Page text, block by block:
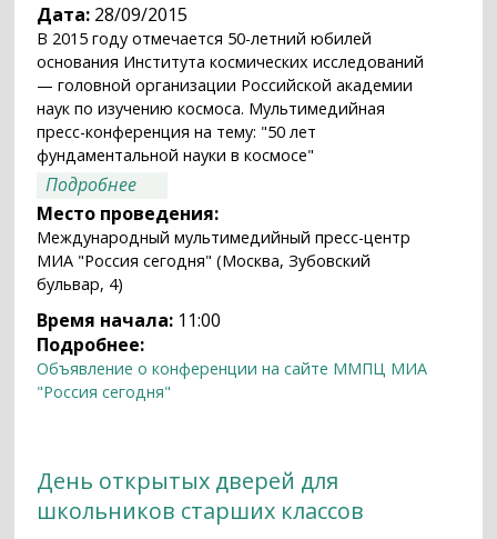
Дата: 28/09/2015
В 2015 году отмечается 50-летний юбилей
основания Института космических исследований
— головной организации Российской академии
наук по изучению космоса. Мультимедийная
пресс-конференция на тему: "50 лет
фундаментальной науки в космосе"
Подробнее
фундаментальной науки в космосе"
Место проведения:
Международный мультимедийный пресс-центр
МИА "Россия сегодня" (Москва, Зубовский
бульвар, 4)
Время начала: 11:00
Подробнее:
Объявление о конференции на сайте ММПЦ МИА
"Россия сегодня"
День открытых дверей для
школьников старших классов